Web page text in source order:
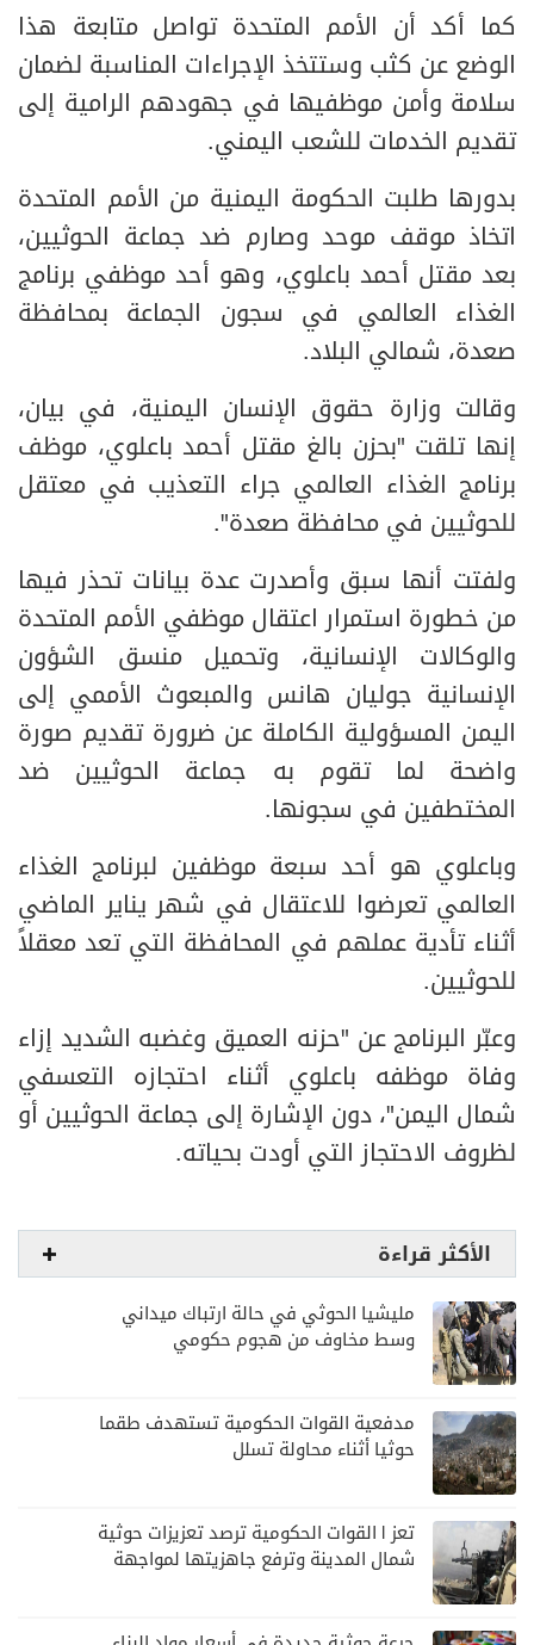
كما أكد أن الأمم المتحدة تواصل متابعة هذا
الوضع عن كثب وستتخذ الإجراءات المناسبة لضمان
سلامة وأمن موظفيها في جهودهم الرامية إلى
تقديم الخدمات للشعب اليمني.
بدورها طلبت الحكومة اليمنية من الأمم المتحدة
اتخاذ موقف موحد وصارم ضد جماعة الحوثيين،
بعد مقتل أحمد باعلوي، وهو أحد موظفي برنامج
الغذاء العالمي في سجون الجماعة بمحافظة
صعدة، شمالي البلاد.
وقالت وزارة حقوق الإنسان اليمنية، في بيان،
إنها تلقت "بحزن بالغ مقتل أحمد باعلوي، موظف
برنامج الغذاء العالمي جراء التعذيب في معتقل
للحوثيين في محافظة صعدة".
ولفتت أنها سبق وأصدرت عدة بيانات تحذر فيها
من خطورة استمرار اعتقال موظفي الأمم المتحدة
والوكالات الإنسانية، وتحميل منسق الشؤون
الإنسانية جوليان هانس والمبعوث الأممي إلى
اليمن المسؤولية الكاملة عن ضرورة تقديم صورة
واضحة لما تقوم به جماعة الحوثيين ضد
المختطفين في سجونها.
وباعلوي هو أحد سبعة موظفين لبرنامج الغذاء
العالمي تعرضوا للاعتقال في شهر يناير الماضي
أثناء تأدية عملهم في المحافظة التي تعد معقلاً
للحوثيين.
وعبّر البرنامج عن "حزنه العميق وغضبه الشديد إزاء
وفاة موظفه باعلوي أثناء احتجازه التعسفي
شمال اليمن"، دون الإشارة إلى جماعة الحوثيين أو
لظروف الاحتجاز التي أودت بحياته.
الأكثر قراءة
مليشيا الحوثي في حالة ارتباك ميداني
وسط مخاوف من هجوم حكومي
مدفعية القوات الحكومية تستهدف طقما
حوثيا أثناء محاولة تسلل
تعز | القوات الحكومية ترصد تعزيزات حوثية
شمال المدينة وترفع جاهزيتها لمواجهة